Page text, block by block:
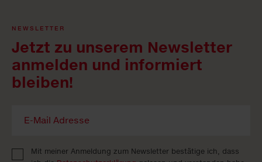
NEWSLETTER
Jetzt zu unserem Newsletter
anmelden und informiert
bleiben!
Mit meiner Anmeldung zum Newsletter bestätige ich, dass